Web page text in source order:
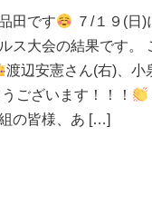
田です
７/１９(日
ス大会の結果です。
渡辺安憲さん(右)、小
ございます！！！
の皆様、あ […]